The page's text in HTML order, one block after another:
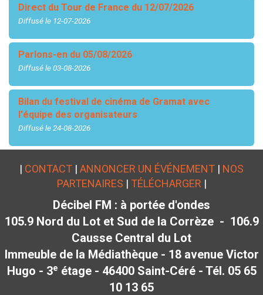
Direct du Tour de France du 12/07/2026
Diffusé le 12-07-2026
Parlons-en du 05/08/2026
Diffusé le 03-08-2026
Bilan du festival de cinéma de Gramat avec
l'équipe des organisateurs
Diffusé le 24-08-2026
| CONTACT | ANNONCER UN ÉVÉNEMENT | NOS
PARTENAIRES | TÉLÉCHARGER |
Décibel FM : à portée d'ondes
105.9 Nord du Lot et Sud de la Corrèze - 106.9
Causse Central du Lot
Immeuble de la Médiathèque - 18 avenue Victor
Hugo - 3e étage - 46400 Saint-Céré - Tél. 05 65
10 13 65